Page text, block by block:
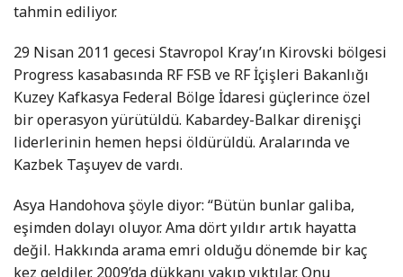
tahmin ediliyor.
29 Nisan 2011 gecesi Stavropol Kray’ın Kirovski bölgesi
Progress kasabasında RF FSB ve RF İçişleri Bakanlığı
Kuzey Kafkasya Federal Bölge İdaresi güçlerince özel
bir operasyon yürütüldü. Kabardey-Balkar direnişçi
liderlerinin hemen hepsi öldürüldü. Aralarında ve
Kazbek Taşuyev de vardı.
Asya Handohova şöyle diyor: “Bütün bunlar galiba,
eşimden dolayı oluyor. Ama dört yıldır artık hayatta
değil. Hakkında arama emri olduğu dönemde bir kaç
kez geldiler. 2009’da dükkanı yakıp yıktılar. Onu